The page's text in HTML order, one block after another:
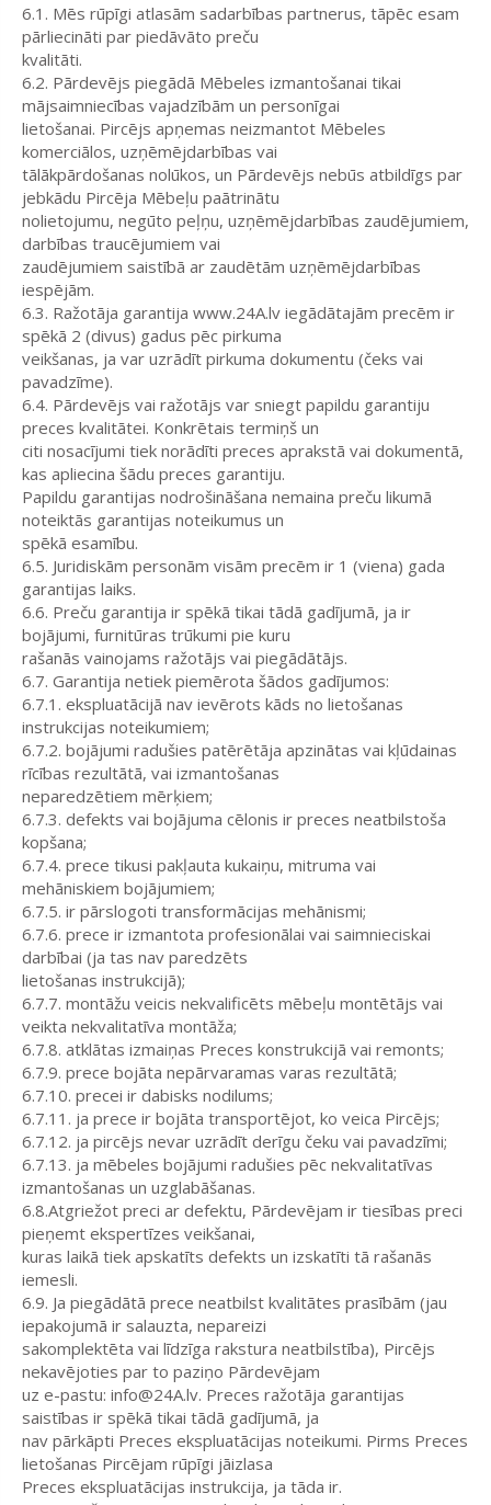
6.1. Mēs rūpīgi atlasām sadarbības partnerus, tāpēc esam
pārliecināti par piedāvāto preču
kvalitāti.
6.2. Pārdevējs piegādā Mēbeles izmantošanai tikai
mājsaimniecības vajadzībām un personīgai
lietošanai. Pircējs apņemas neizmantot Mēbeles
komerciālos, uzņēmējdarbības vai
tālākpārdošanas nolūkos, un Pārdevējs nebūs atbildīgs par
jebkādu Pircēja Mēbeļu paātrinātu
nolietojumu, negūto peļņu, uzņēmējdarbības zaudējumiem,
darbības traucējumiem vai
zaudējumiem saistībā ar zaudētām uzņēmējdarbības
iespējām.
6.3. Ražotāja garantija www.24A.lv iegādātajām precēm ir
spēkā 2 (divus) gadus pēc pirkuma
veikšanas, ja var uzrādīt pirkuma dokumentu (čeks vai
pavadzīme).
6.4. Pārdevējs vai ražotājs var sniegt papildu garantiju
preces kvalitātei. Konkrētais termiņš un
citi nosacījumi tiek norādīti preces aprakstā vai dokumentā,
kas apliecina šādu preces garantiju.
Papildu garantijas nodrošināšana nemaina preču likumā
noteiktās garantijas noteikumus un
spēkā esamību.
6.5. Juridiskām personām visām precēm ir 1 (viena) gada
garantijas laiks.
6.6. Preču garantija ir spēkā tikai tādā gadījumā, ja ir
bojājumi, furnitūras trūkumi pie kuru
rašanās vainojams ražotājs vai piegādātājs.
6.7. Garantija netiek piemērota šādos gadījumos:
6.7.1. ekspluatācijā nav ievērots kāds no lietošanas
instrukcijas noteikumiem;
6.7.2. bojājumi radušies patērētāja apzinātas vai kļūdainas
rīcības rezultātā, vai izmantošanas
neparedzētiem mērķiem;
6.7.3. defekts vai bojājuma cēlonis ir preces neatbilstoša
kopšana;
6.7.4. prece tikusi pakļauta kukaiņu, mitruma vai
mehāniskiem bojājumiem;
6.7.5. ir pārslogoti transformācijas mehānismi;
6.7.6. prece ir izmantota profesionālai vai saimnieciskai
darbībai (ja tas nav paredzēts
lietošanas instrukcijā);
6.7.7. montāžu veicis nekvalificēts mēbeļu montētājs vai
veikta nekvalitatīva montāža;
6.7.8. atklātas izmaiņas Preces konstrukcijā vai remonts;
6.7.9. prece bojāta nepārvaramas varas rezultātā;
6.7.10. precei ir dabisks nodilums;
6.7.11. ja prece ir bojāta transportējot, ko veica Pircējs;
6.7.12. ja pircējs nevar uzrādīt derīgu čeku vai pavadzīmi;
6.7.13. ja mēbeles bojājumi radušies pēc nekvalitatīvas
izmantošanas un uzglabāšanas.
6.8.Atgriežot preci ar defektu, Pārdevējam ir tiesības preci
pieņemt ekspertīzes veikšanai,
kuras laikā tiek apskatīts defekts un izskatīti tā rašanās
iemesli.
6.9. Ja piegādātā prece neatbilst kvalitātes prasībām (jau
iepakojumā ir salauzta, nepareizi
sakomplektēta vai līdzīga rakstura neatbilstība), Pircējs
nekavējoties par to paziņo Pārdevējam
uz e-pastu: info@24A.lv. Preces ražotāja garantijas
saistības ir spēkā tikai tādā gadījumā, ja
nav pārkāpti Preces ekspluatācijas noteikumi. Pirms Preces
lietošanas Pircējam rūpīgi jāizlasa
Preces ekspluatācijas instrukcija, ja tāda ir.